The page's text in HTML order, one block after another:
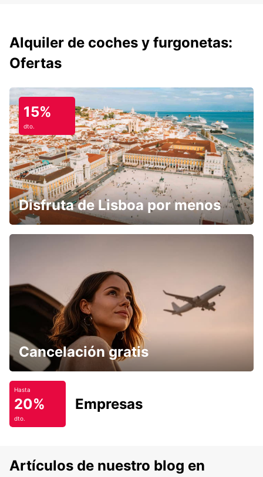
Alquiler de coches y furgonetas:
Ofertas
15%
dto.
Disfruta de Lisboa por menos
Cancelación gratis
Hasta
20%
dto.
Empresas
Artículos de nuestro blog en